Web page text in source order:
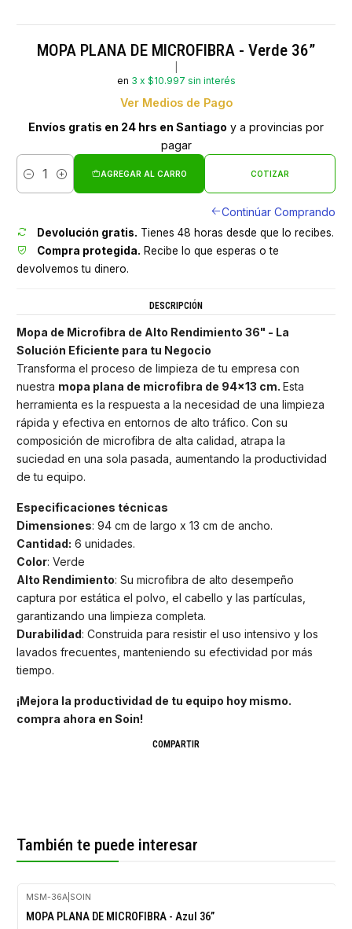
MOPA PLANA DE MICROFIBRA - Verde 36”
en 3 x $10.997 sin interés
Ver Medios de Pago
Envíos gratis en 24 hrs en Santiago y a provincias por
pagar
Cantidad
AGREGAR AL CARRO COTIZAR
Continúar Comprando
Devolución gratis. Tienes 48 horas desde que lo recibes.
Compra protegida. Recibe lo que esperas o te
devolvemos tu dinero.
DESCRIPCIÓN
Mopa de Microfibra de Alto Rendimiento 36" - La
Solución Eficiente para tu Negocio
Transforma el proceso de limpieza de tu empresa con
nuestra mopa plana de microfibra de 94x13 cm. Esta
herramienta es la respuesta a la necesidad de una limpieza
rápida y efectiva en entornos de alto tráfico. Con su
composición de microfibra de alta calidad, atrapa la
suciedad en una sola pasada, aumentando la productividad
de tu equipo.
Especificaciones técnicas
Dimensiones: 94 cm de largo x 13 cm de ancho.
Cantidad: 6 unidades.
Color: Verde
Alto Rendimiento: Su microfibra de alto desempeño
captura por estática el polvo, el cabello y las partículas,
garantizando una limpieza completa.
Durabilidad: Construida para resistir el uso intensivo y los
lavados frecuentes, manteniendo su efectividad por más
tiempo.
¡Mejora la productividad de tu equipo hoy mismo.
compra ahora en Soin!
COMPARTIR
También te puede interesar
-30%
OFF
MSM-36A| SOIN
MOPA PLANA DE MICROFIBRA - Azul 36”